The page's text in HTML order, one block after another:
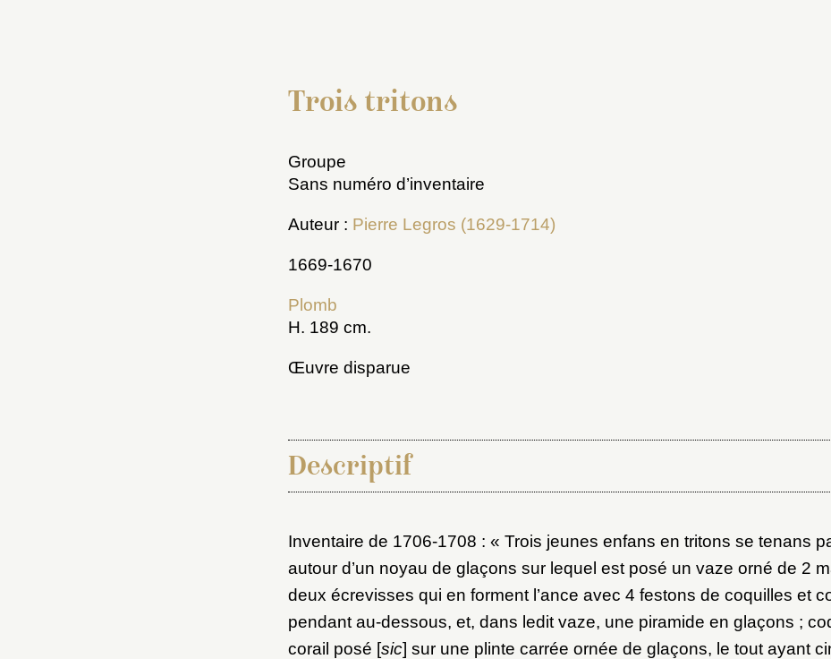
Trois tritons
Groupe
Sans numéro d’inventaire
Auteur : Pierre Legros (1629-1714)
1669-1670
Plomb
H. 189 cm.
Œuvre disparue
Descriptif
Inventaire de 1706-1708 : « Trois jeunes enfans en tritons se tenans
autour d’un noyau de glaçons sur lequel est posé un vaze orné de 2
deux écrevisses qui en forment l’ance avec 4 festons de coquilles et
pendant au-dessous, et, dans ledit vaze, une piramide en glaçons ;
corail posé [sic] sur une plinte carrée ornée de glaçons, le tout ayant
Choix du dossier où ajouter la notice
Connexion